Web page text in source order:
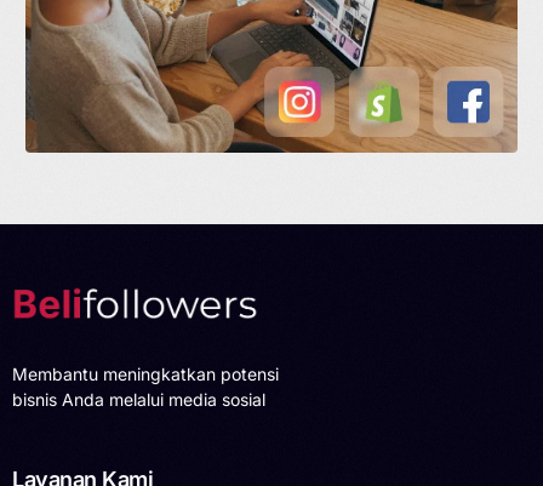
Membantu meningkatkan potensi
bisnis Anda melalui media sosial
Layanan Kami